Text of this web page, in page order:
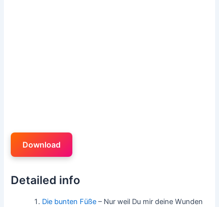
Download
Detailed info
Die bunten Füße – Nur weil Du mir deine Wunden